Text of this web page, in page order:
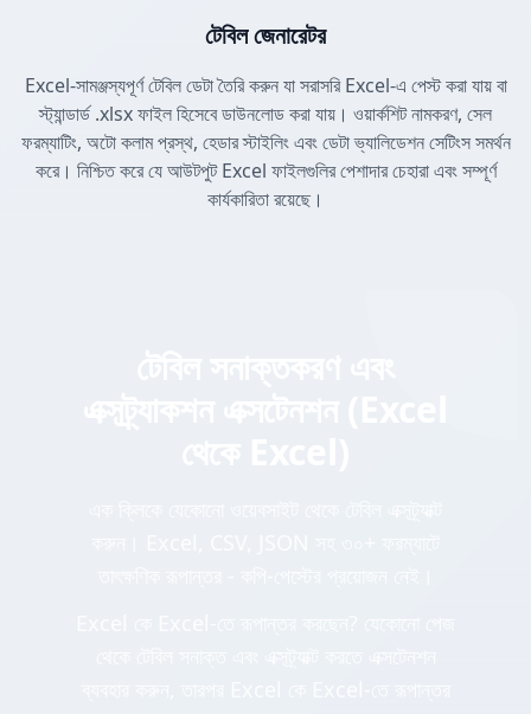
টেবিল জেনারেটর
Excel-সামঞ্জস্যপূর্ণ টেবিল ডেটা তৈরি করুন যা সরাসরি Excel-এ পেস্ট করা যায় বা
স্ট্যান্ডার্ড .xlsx ফাইল হিসেবে ডাউনলোড করা যায়। ওয়ার্কশিট নামকরণ, সেল
ফরম্যাটিং, অটো কলাম প্রস্থ, হেডার স্টাইলিং এবং ডেটা ভ্যালিডেশন সেটিংস সমর্থন
করে। নিশ্চিত করে যে আউটপুট Excel ফাইলগুলির পেশাদার চেহারা এবং সম্পূর্ণ
কার্যকারিতা রয়েছে।